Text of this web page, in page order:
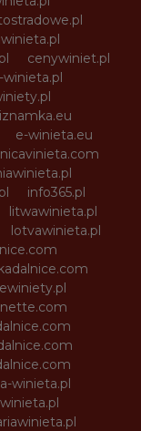
cenywiniet.pl
e-winieta.eu
info365.pl
litwawinieta.pl
lotvawinieta.pl
winieta.pl